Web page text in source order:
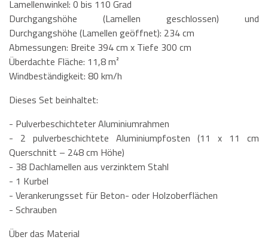
Lamellenwinkel: 0 bis 110 Grad
Durchgangshöhe (Lamellen geschlossen) und
Durchgangshöhe (Lamellen geöffnet): 234 cm
Abmessungen: Breite 394 cm x Tiefe 300 cm
Überdachte Fläche: 11,8 m²
Windbeständigkeit: 80 km/h
Dieses Set beinhaltet:
- Pulverbeschichteter Aluminiumrahmen
- 2 pulverbeschichtete Aluminiumpfosten (11 x 11 cm
Querschnitt – 248 cm Höhe)
- 38 Dachlamellen aus verzinktem Stahl
- 1 Kurbel
- Verankerungsset für Beton- oder Holzoberflächen
- Schrauben
Über das Material